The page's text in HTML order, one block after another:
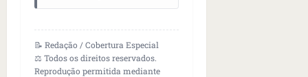
📝 Redação / Cobertura Especial
⚖️ Todos os direitos reservados.
Reprodução permitida mediante